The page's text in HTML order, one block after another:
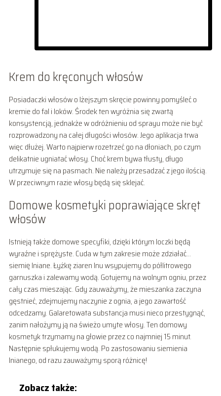
Krem do kręconych włosów
Posiadaczki włosów o lżejszym skręcie powinny pomyśleć o
kremie do fal i loków. Środek ten wyróżnia się zwartą
konsystencją, jednakże w odróżnieniu od sprayu może nie być
rozprowadzony na całej długości włosów. Jego aplikacja trwa
więc dłużej. Warto najpierw rozetrzeć go na dłoniach, po czym
delikatnie ugniatać włosy. Choć krem bywa tłusty, długo
utrzymuje się na pasmach. Nie należy przesadzać z jego ilością.
W przeciwnym razie włosy będą się sklejać.
Domowe kosmetyki poprawiające skręt
włosów
Istnieją także domowe specyfiki, dzięki którym loczki będą
wyraźne i sprężyste. Cuda w tym zakresie może zdziałać…
siemię lniane. Łyżkę ziaren lnu wsypujemy do półlitrowego
garnuszka i zalewamy wodą. Gotujemy na wolnym ogniu, przez
cały czas mieszając. Gdy zauważymy, że mieszanka zaczyna
gęstnieć, zdejmujemy naczynie z ognia, a jego zawartość
odcedzamy. Galaretowata substancja musi nieco przestygnąć,
zanim nałożymy ją na świeżo umyte włosy. Ten domowy
kosmetyk trzymamy na głowie przez co najmniej 15 minut.
Następnie spłukujemy wodą. Po zastosowaniu siemienia
lnianego, od razu zauważymy sporą różnicę!
Zobacz także: